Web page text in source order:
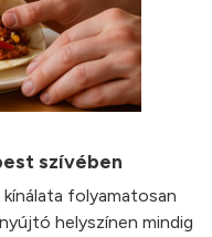
szívében
folyamatosan
helyszínen mindig